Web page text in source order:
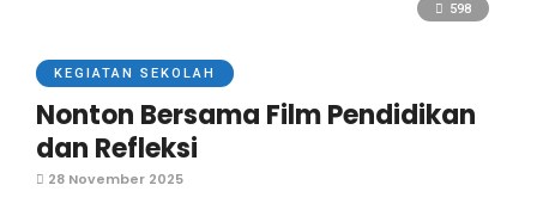
598
KEGIATAN SEKOLAH
Nonton Bersama Film Pendidikan
dan Refleksi
28 November 2025